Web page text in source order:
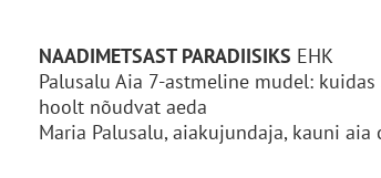
NAADIMETSAST PARADIISIKS EHK
Palusalu Aia 7-astmeline mudel:
hoolt nõudvat aeda
Maria Palusalu, aiakujundaja, kauni aia